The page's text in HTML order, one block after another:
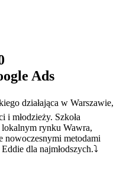
Ads
działająca w Warszawie,
i młodzieży. Szkoła
lokalnym rynku Wawra,
nowoczesnymi metodami
dla najmłodszych.⤵️